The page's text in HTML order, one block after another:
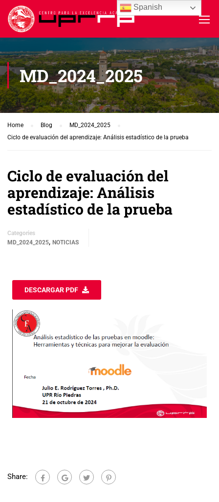
MD_2024_2025
Home Blog
MD_2024_2025
Ciclo de evaluación del aprendizaje: Análisis estadístico de la prueba
Ciclo de evaluación del
aprendizaje: Análisis
estadístico de la prueba
Categories
MD_2024_2025, NOTICIAS
DESCARGAR PDF
Share:
Spanish